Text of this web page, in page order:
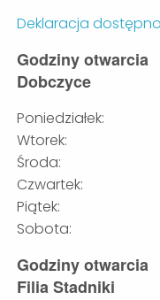
Deklaracja
Godziny otwarcia
Dobczyce
Poniedziałek:
Wtorek:
Środa:
Czwartek:
Piątek:
Sobota:
Godziny otwarcia
Filia Stadniki